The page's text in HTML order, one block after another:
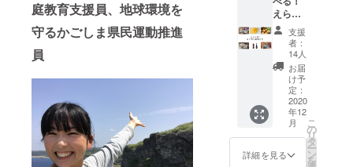
庭教育支援員、地球環境を
守るかごしま県民運動推進
員
能で
す。 ▶
お礼の
メッ
セージ
を添え
て、
2020年
12月ま
でにお
送りい
す。
ンをし
ながら
集めた
マイク
ロプラ
スチッ
クで万
華鏡を
つくる
ミニ
ワーク
プを開
の状況
を案じ
てくだ
さって
いる方
には、
わたし
たちが
代わり
にビー
チク
リーン
を実施
ストで
つくっ
たTシャ
ツF1枚
▶島の
小学生
が学校
の授業
でつ
くった
「うみ
やまか
えらぶ
つめあ
わせ」
▶島の
おや
つ・加
工食品
がメイ
ンの
コース
▶島の
果物が
メイン
支援
者：
14人
お届
け予
定：
2020
年12
月
詳細を見る
こ
の
リ
タ
ー
ン
を